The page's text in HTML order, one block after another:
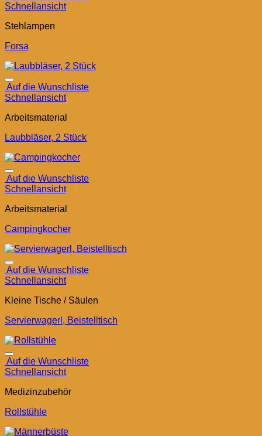
Schnellansicht
Stehlampen
Forsa
Auf die Wunschliste
Schnellansicht
Arbeitsmaterial
Laubbläser, 2 Stück
Auf die Wunschliste
Schnellansicht
Arbeitsmaterial
Campingkocher
Auf die Wunschliste
Schnellansicht
Kleine Tische / Säulen
Servierwagerl, Beistelltisch
Auf die Wunschliste
Schnellansicht
Medizinzubehör
Rollstühle